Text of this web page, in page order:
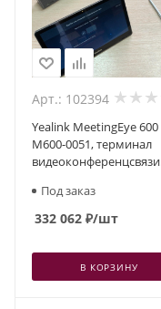
Арт.: 102394
Yealink MeetingEye 600
M600-0051, терминал
видеоконференцсвязи
Под заказ
332 062 ₽/шт
В КОРЗИНУ